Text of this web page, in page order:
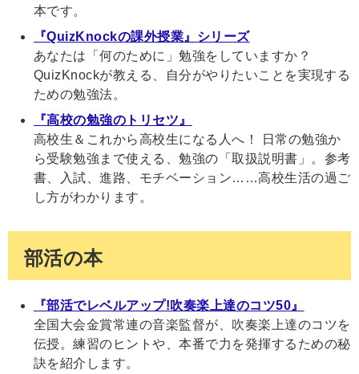
本です。
『QuizKnockの課外授業』シリーズ
あなたは「何のために」勉強をしていますか？
QuizKnockが教える、自分がやりたいことを実現する
ための勉強法。
『高校の勉強のトリセツ』
高校生＆これから高校生になる人へ！ 日常の勉強か
ら受験勉強まで使える、勉強の「取扱説明書」。参考
書、入試、進路、モチベーション……高校生活の過ご
し方がわかります。
部活の本
『部活でレベルアップ!吹奏楽上達のコツ50』
全国大会金賞常連の音楽監督が、吹奏楽上達のコツを
伝授。練習のヒントや、本番で力を発揮するための秘
訣を紹介します。